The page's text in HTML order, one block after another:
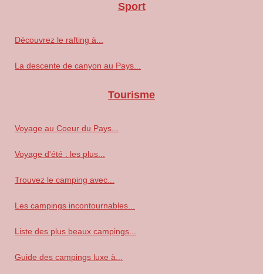
Sport
Découvrez le rafting à...
La descente de canyon au Pays...
Tourisme
Voyage au Coeur du Pays...
Voyage d'été : les plus...
Trouvez le camping avec...
Les campings incontournables...
Liste des plus beaux campings...
Guide des campings luxe à...